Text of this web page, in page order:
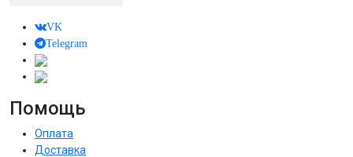
VK
Telegram
Помощь
Оплата
Доставка